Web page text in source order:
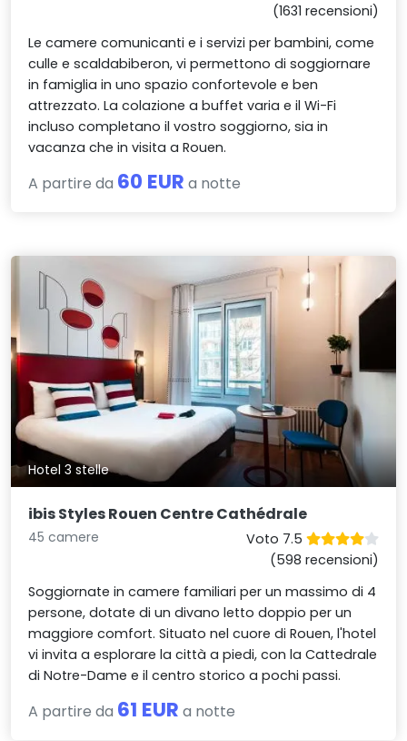
(1631 recensioni)
Le camere comunicanti e i servizi per bambini, come
culle e scaldabiberon, vi permettono di soggiornare
in famiglia in uno spazio confortevole e ben
attrezzato. La colazione a buffet varia e il Wi-Fi
incluso completano il vostro soggiorno, sia in
vacanza che in visita a Rouen.
A partire da 60 EUR a notte
Hotel 3 stelle
ibis Styles Rouen Centre Cathédrale
45 camere
Voto 7.5
(598 recensioni)
Soggiornate in camere familiari per un massimo di 4
persone, dotate di un divano letto doppio per un
maggiore comfort. Situato nel cuore di Rouen, l'hotel
vi invita a esplorare la città a piedi, con la Cattedrale
di Notre-Dame e il centro storico a pochi passi.
A partire da 61 EUR a notte